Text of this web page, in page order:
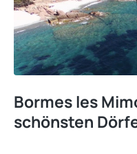
Bormes les
schönsten